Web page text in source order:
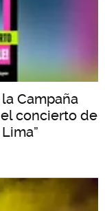
Campaña
concierto de